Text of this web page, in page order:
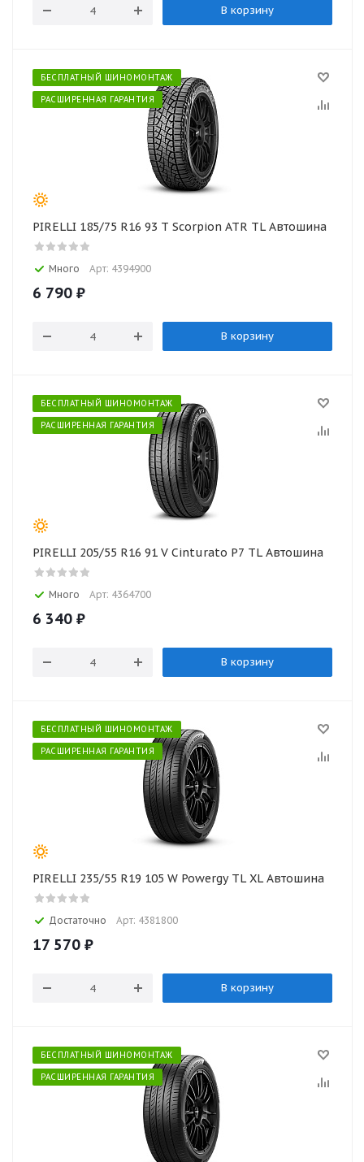
В корзину
БЕСПЛАТНЫЙ ШИНОМОНТАЖ
РАСШИРЕННАЯ ГАРАНТИЯ
PIRELLI 185/75 R16 93 T Scorpion ATR TL Автошина
Много Арт: 4394900
6 790 ₽
В корзину
БЕСПЛАТНЫЙ ШИНОМОНТАЖ
РАСШИРЕННАЯ ГАРАНТИЯ
PIRELLI 205/55 R16 91 V Cinturato P7 TL Автошина
Много Арт: 4364700
6 340 ₽
В корзину
БЕСПЛАТНЫЙ ШИНОМОНТАЖ
РАСШИРЕННАЯ ГАРАНТИЯ
PIRELLI 235/55 R19 105 W Powergy TL XL Автошина
Достаточно Арт: 4381800
17 570 ₽
В корзину
БЕСПЛАТНЫЙ ШИНОМОНТАЖ
РАСШИРЕННАЯ ГАРАНТИЯ